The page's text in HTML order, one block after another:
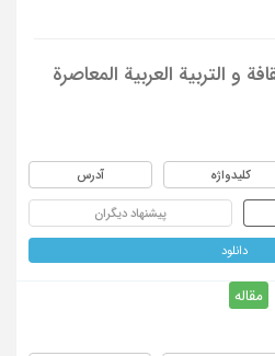
و التربیة العربیة المعاصرة
کلیدواژه آدرس
پیشنهاد دیگران
دانلود
مقاله